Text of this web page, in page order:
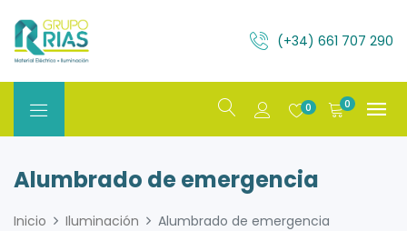
(+34) 661 707 290
0 0
Alumbrado de emergencia
Inicio Iluminación Alumbrado de emergencia